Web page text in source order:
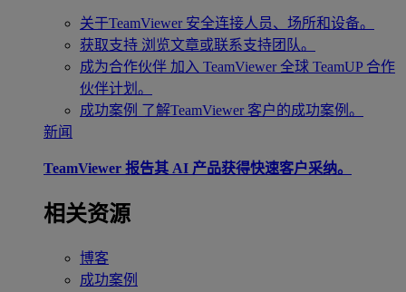
关于TeamViewer 安全连接人员、场所和设备。
获取支持 浏览文章或联系支持团队。
成为合作伙伴 加入 TeamViewer 全球 TeamUP 合作
伙伴计划。
成功案例 了解TeamViewer 客户的成功案例。
新闻
TeamViewer 报告其 AI 产品获得快速客户采纳。
相关资源
博客
成功案例